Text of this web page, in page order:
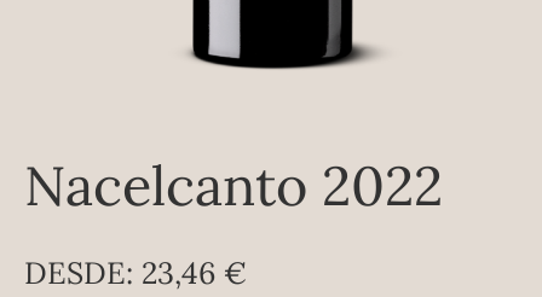
Nacelcanto 2022
DESDE: 23,46 €